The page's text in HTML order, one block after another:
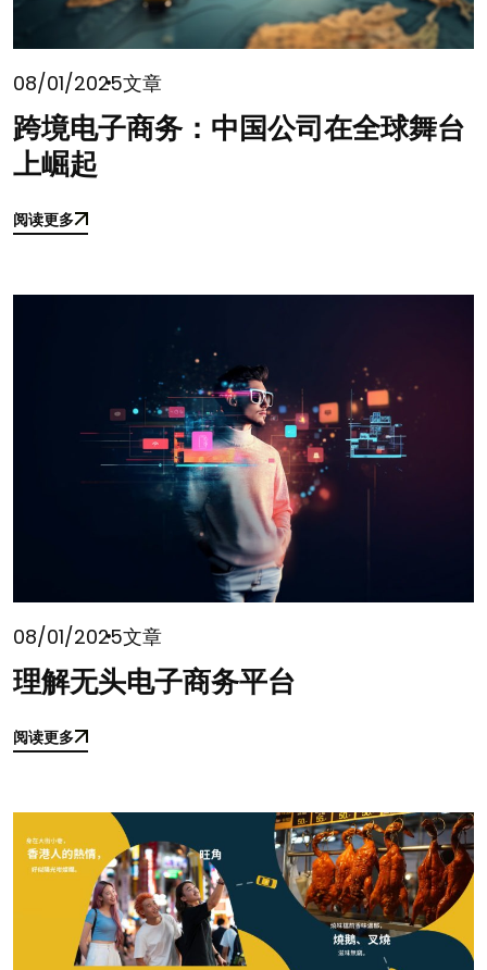
08/01/2025文章
跨境电子商务：中国公司在全球舞台
上崛起
阅读更多
阅读更多
08/01/2025文章
理解无头电子商务平台
阅读更多
阅读更多